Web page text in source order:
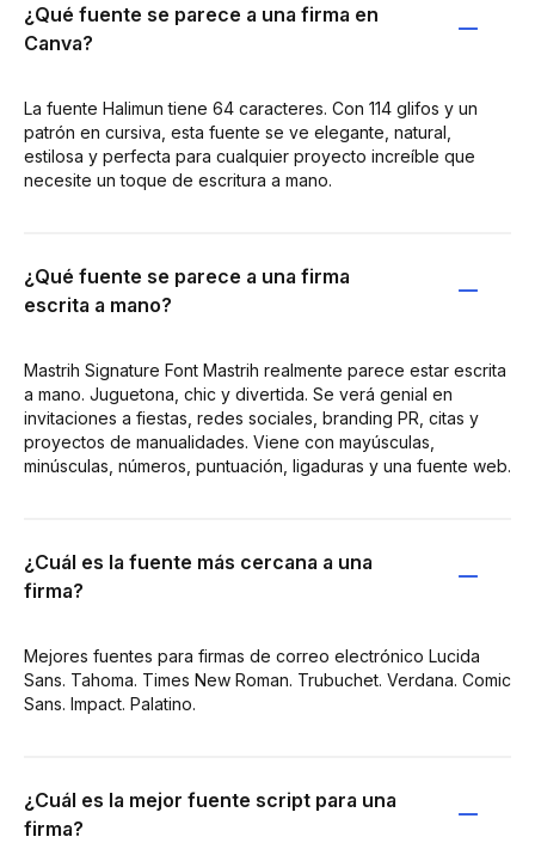
¿Qué fuente se parece a una firma en
Canva?
La fuente Halimun tiene 64 caracteres. Con 114 glifos y un
patrón en cursiva, esta fuente se ve elegante, natural,
estilosa y perfecta para cualquier proyecto increíble que
necesite un toque de escritura a mano.
¿Qué fuente se parece a una firma
escrita a mano?
Mastrih Signature Font Mastrih realmente parece estar escrita
a mano. Juguetona, chic y divertida. Se verá genial en
invitaciones a fiestas, redes sociales, branding PR, citas y
proyectos de manualidades. Viene con mayúsculas,
minúsculas, números, puntuación, ligaduras y una fuente web.
¿Cuál es la fuente más cercana a una
firma?
Mejores fuentes para firmas de correo electrónico Lucida
Sans. Tahoma. Times New Roman. Trubuchet. Verdana. Comic
Sans. Impact. Palatino.
¿Cuál es la mejor fuente script para una
firma?